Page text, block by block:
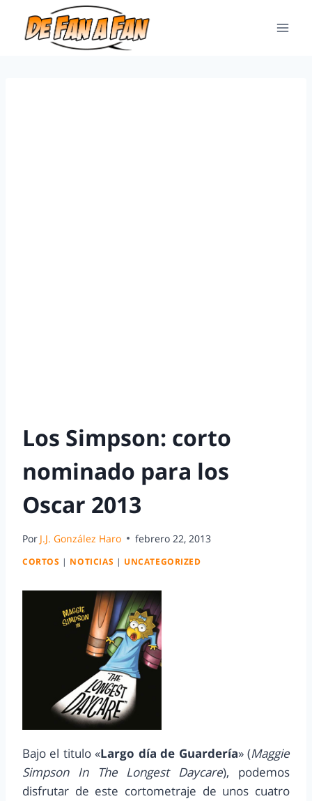
Los Simpson: corto
nominado para los
Oscar 2013
Por J.J. González Haro febrero 22, 2013
CORTOS | NOTICIAS | UNCATEGORIZED
Bajo el titulo «Largo día de Guardería» (Maggie
Simpson In The Longest Daycare), podemos
disfrutar de este cortometraje de unos cuatro